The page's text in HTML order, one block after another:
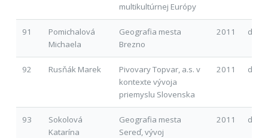
multikultúrnej Európy
91
Pomichalová
Michaela
Geografia mesta
Brezno
2011 d
92 Rusňák Marek
Pivovary Topvar, a.s. v
kontexte vývoja
priemyslu Slovenska
2011 d
93
Sokolová
Katarína
Geografia mesta
Sereď, vývoj
2011 d